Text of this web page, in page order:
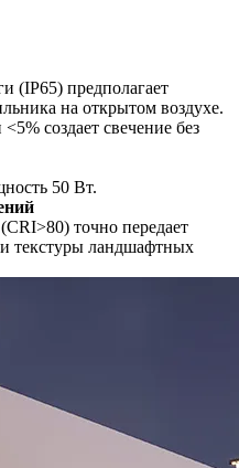
(IP65) предполагает
на открытом воздухе.
создает свечение без
50 Вт.
точно передает
и текстуры ландшафтных